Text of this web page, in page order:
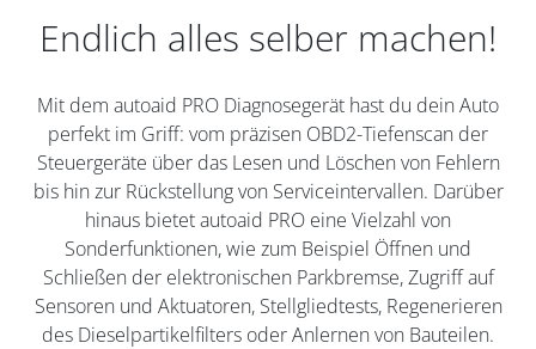
Endlich alles selber machen!
Mit dem autoaid PRO Diagnosegerät hast du dein Auto
perfekt im Griff: vom präzisen OBD2-Tiefenscan der
Steuergeräte über das Lesen und Löschen von Fehlern
bis hin zur Rückstellung von Serviceintervallen. Darüber
hinaus bietet autoaid PRO eine Vielzahl von
Sonderfunktionen, wie zum Beispiel Öffnen und
Schließen der elektronischen Parkbremse, Zugriff auf
Sensoren und Aktuatoren, Stellgliedtests, Regenerieren
des Dieselpartikelfilters oder Anlernen von Bauteilen.